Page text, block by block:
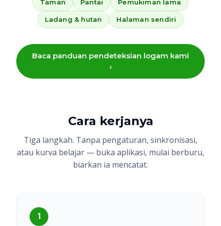
Taman Pantai Pemukiman lama
Ladang & hutan Halaman sendiri
Baca panduan pendeteksian logam kami
›
Cara kerjanya
Tiga langkah. Tanpa pengaturan, sinkronisasi,
atau kurva belajar — buka aplikasi, mulai berburu,
biarkan ia mencatat.